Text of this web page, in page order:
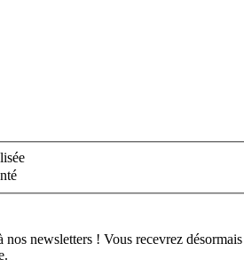
newsletters ! Vous recevrez désormais